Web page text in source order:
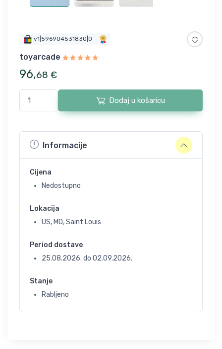
v1|596904531830|0
toyarcade
96,68 €
Dodaj u košaricu
Informacije
Cijena
Nedostupno
Lokacija
US, MO, Saint Louis
Period dostave
25.08.2026. do 02.09.2026.
Stanje
Rabljeno